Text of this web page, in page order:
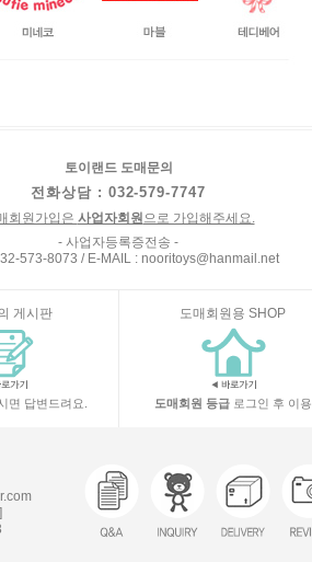
토이랜드 도매문의
전화상담 : 032-579-7747
회원가입은 사업자회원 으로 가입해주세요.
- 사업자등록증전송 -
573-8073 / E-MAIL : nooritoys@hanmail.net
게시판
면 답변드려요.
도매회원용 SHOP
도매회원 등급로그인 후 이용